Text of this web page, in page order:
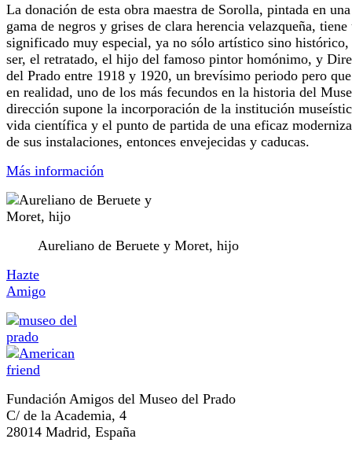
La donación de esta obra maestra de Sorolla, pintada en una
gama de negros y grises de clara herencia velazqueña, tiene
significado muy especial, ya no sólo artístico sino histórico,
ser, el retratado, el hijo del famoso pintor homónimo, y
del Prado entre 1918 y 1920, un brevísimo periodo pero
en realidad, uno de los más fecundos en la historia del
dirección supone la incorporación de la institución
vida científica y el punto de partida de una eficaz
de sus instalaciones, entonces envejecidas y caducas.
Más información
Aureliano de Beruete y Moret, hijo
Hazte
Amigo
Fundación Amigos del Museo del Prado
C/ de la Academia, 4
28014 Madrid, España